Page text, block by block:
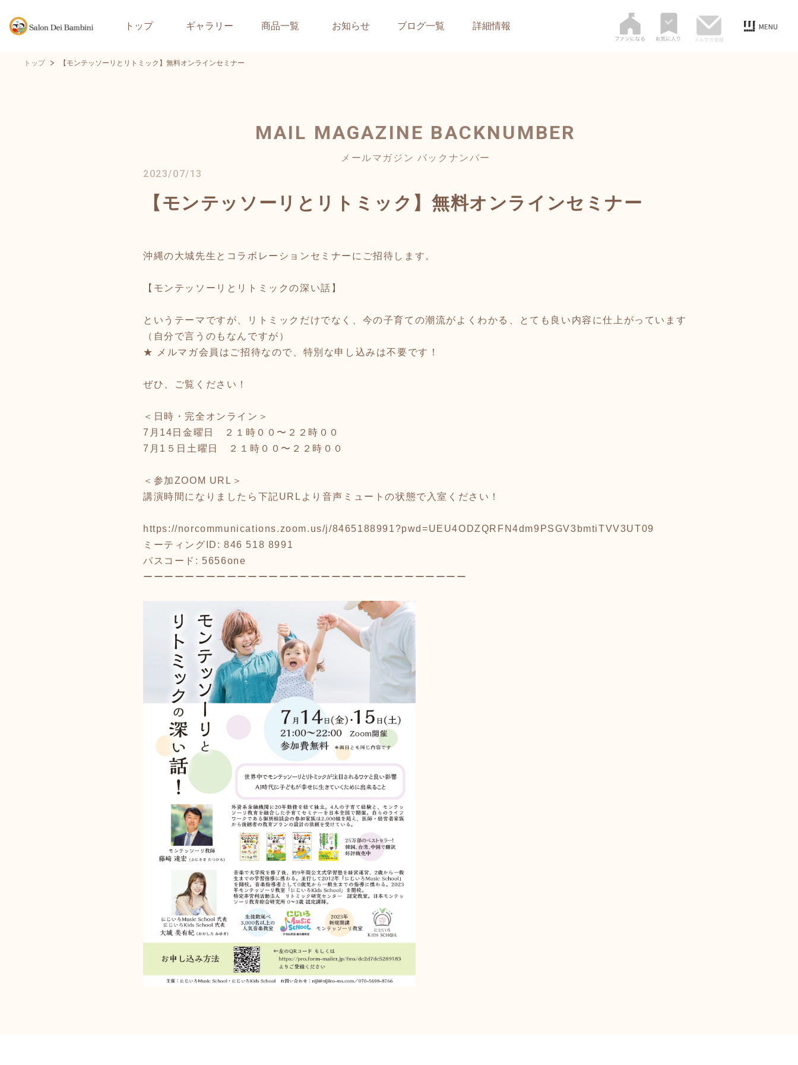
トップ ギャラリー 商品一覧 お知らせ ブログ一覧 詳細情報
トップ 【モンテッソーリとリトミック】無料オンラインセミナー
MAIL MAGAZINE BACKNUMBER
メールマガジン バックナンバー
2023/07/13
【モンテッソーリとリトミック】無料オンラインセミナー
沖縄の大城先生とコラボレーションセミナーにご招待します。
【モンテッソーリとリトミックの深い話】
というテーマですが、リトミックだけでなく、今の子育ての潮流がよくわかる、とても良い内容に仕上がっています
（自分で言うのもなんですが）
★ メルマガ会員はご招待なので、特別な申し込みは不要です！
ぜひ、ご覧ください！
＜日時・完全オンライン＞
7月14日金曜日 ２１時００〜２２時００
7月1５日土曜日 ２１時００〜２２時００
＜参加ZOOM URL＞
講演時間になりましたら下記URLより音声ミュートの状態で入室ください！
https://norcommunications.zoom.us/j/8465188991?pwd=UEU4ODZQRFN4dm9PSGV3bmtiTVV3UT09
ミーティングID: 846 518 8991
パスコード: 5656one
ーーーーーーーーーーーーーーーーーーーーーーーーーーーーーーー